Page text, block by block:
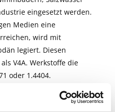
eingesetzt werden.
Medien eine
wird mit
legiert. Diesen
V4A. Werkstoffe die
oder 1.4404.